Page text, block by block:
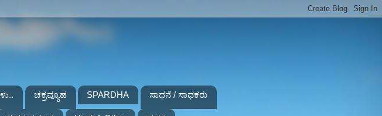
ಚಕ್ರವ್ಯೂಹ SPARDHA ಸಾಧನೆ / ಸಾಧಕರು